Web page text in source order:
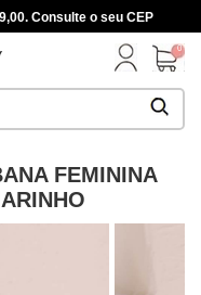
Consulte o seu CEP
0
FEMININA